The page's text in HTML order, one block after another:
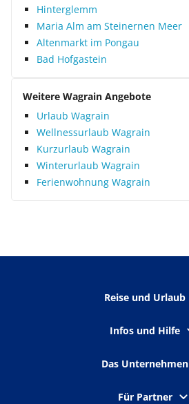
Hinterglemm
Maria Alm am Steinernen Meer
Altenmarkt im Pongau
Bad Hofgastein
Weitere Wagrain Angebote
Urlaub Wagrain
Wellnessurlaub Wagrain
Kurzurlaub Wagrain
Winterurlaub Wagrain
Ferienwohnung Wagrain
Reise und Urlaub
Infos und Hilfe
Das Unternehmen
Für Partner